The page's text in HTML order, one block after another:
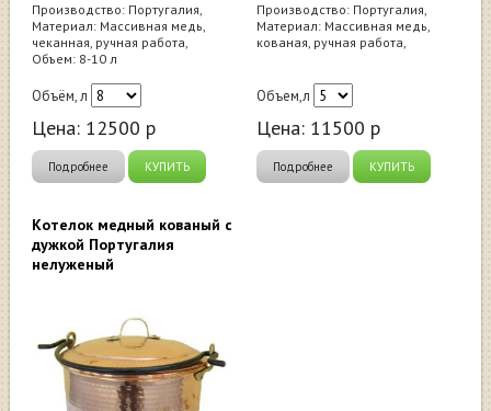
Производство: Португалия,
Материал: Массивная медь,
чеканная, ручная работа,
Объем: 8-10 л
Объём, л
Цена: 12500 р
Подробнее КУПИТЬ
Производство: Португалия,
Материал: Массивная медь,
кованая, ручная работа,
Объем,л
Цена: 11500 р
Подробнее КУПИТЬ
Котелок медный кованый с
дужкой Португалия
нелуженый